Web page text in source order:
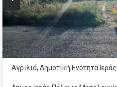
Αγριλιά, Δημοτική Ενότητα